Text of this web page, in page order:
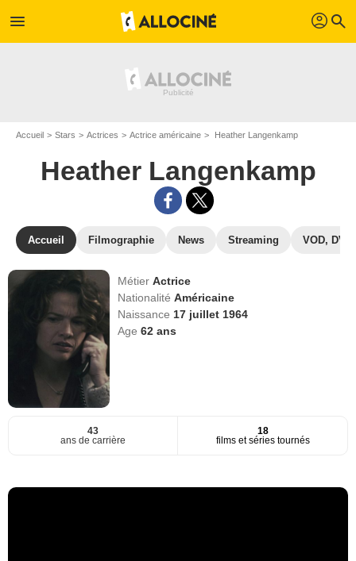
menu profil search
Accueil Stars Actrices Actrice américaine Heather Langenkamp
Heather Langenkamp
Accueil Filmographie News Streaming VOD, DVD
MétierActrice
NationalitéAméricaine
Naissance 17 juillet 1964
Age62 ans
43
ans de carrière
18
films et séries tournés